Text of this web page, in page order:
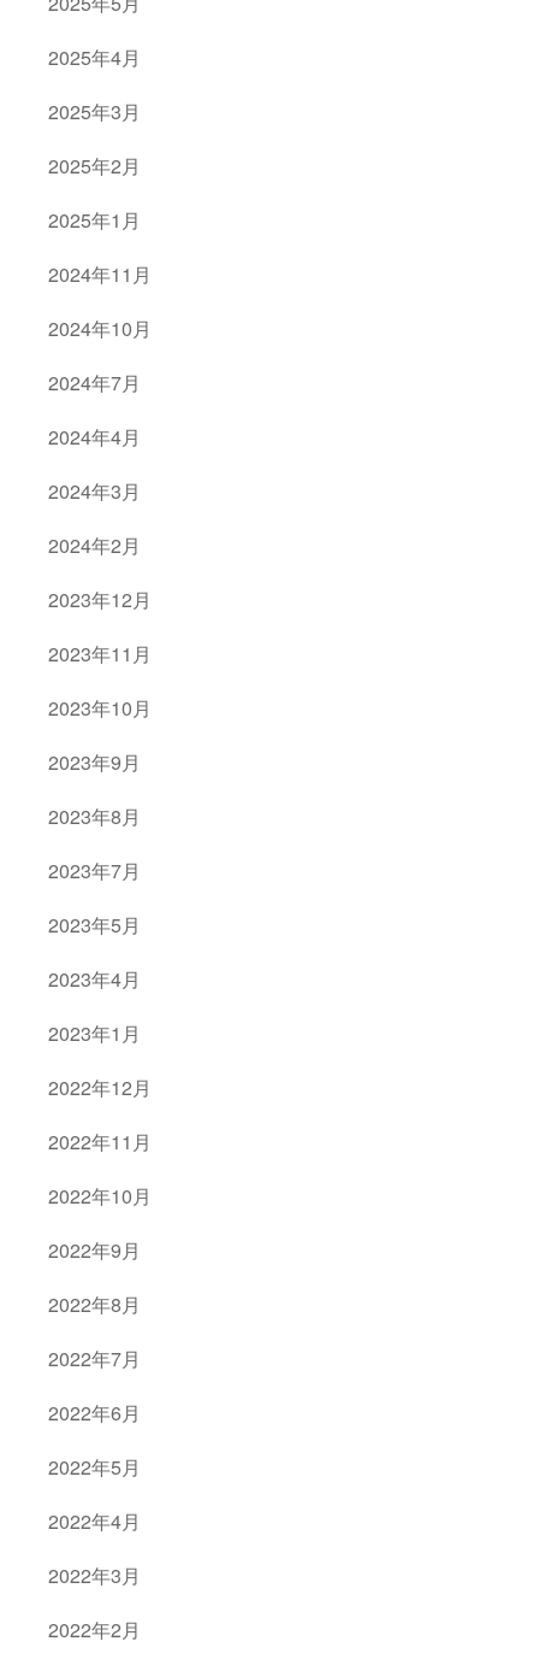
2025年4月
2025年3月
2025年2月
2025年1月
2024年11月
2024年10月
2024年7月
2024年4月
2024年3月
2024年2月
2023年12月
2023年11月
2023年10月
2023年9月
2023年8月
2023年7月
2023年5月
2023年4月
2023年1月
2022年12月
2022年11月
2022年10月
2022年9月
2022年8月
2022年7月
2022年6月
2022年5月
2022年4月
2022年3月
2022年2月